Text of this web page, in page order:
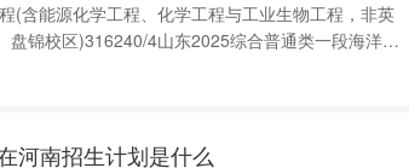
(含能源化学工程、化学工程与工业生物工程，非英
锦校区)316240/4山东2025综合普通类一段海洋技
考生。盘锦校区)126240/4山东2025综合普通类一
河南招生计划是什么